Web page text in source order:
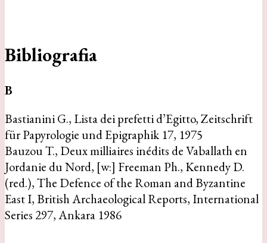
Bibliografia
B
Bastianini G., Lista dei prefetti d’Egitto, Zeitschrift
für Papyrologie und Epigraphik 17, 1975
Bauzou T., Deux milliaires inédits de Vaballath en
Jordanie du Nord, [w:] Freeman Ph., Kennedy D.
(red.), The Defence of the Roman and Byzantine
East I, British Archaeological Reports, International
Series 297, Ankara 1986